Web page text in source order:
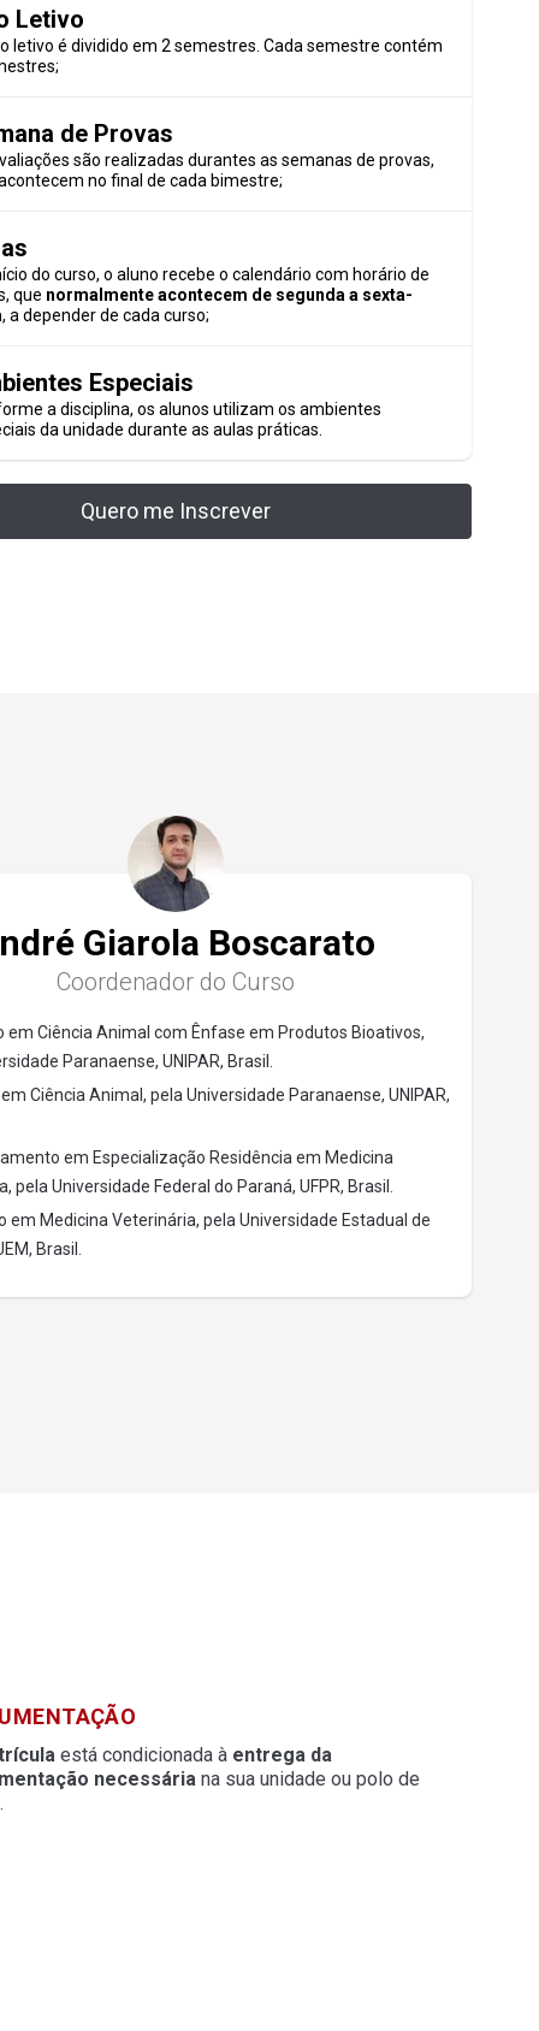
Letivo
letivo é dividido em 2 semestres. Cada semestre contém
de Provas
são realizadas durantes as semanas de provas,
no final de cada bimestre;
do curso, o aluno recebe o calendário com horário de
que normalmente acontecem de segunda a sexta-
, a depender de cada curso;
Especiais
a disciplina, os alunos utilizam os ambientes
da unidade durante as aulas práticas.
Quero me Inscrever
Giarola Boscarato
Coordenador do Curso
em Ciência Animal com Ênfase em Produtos Bioativos,
Paranaense, UNIPAR, Brasil.
Ciência Animal, pela Universidade Paranaense, UNIPAR,
em Especialização Residência em Medicina
pela Universidade Federal do Paraná, UFPR, Brasil.
em Medicina Veterinária, pela Universidade Estadual de
Brasil.
está condicionada à entrega da
necessária na sua unidade ou polo de